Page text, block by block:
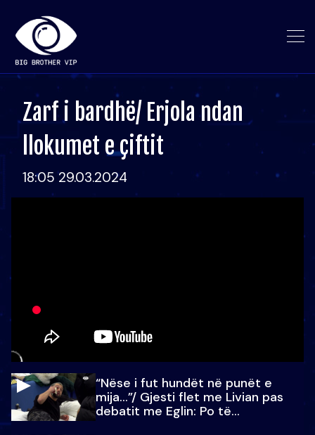
Zarf i bardhë/ Erjola ndan
llokumet e çiftit
18:05 29.03.2024
“Nëse i fut hundët në punët e
mija…”/ Gjesti flet me Livian pas
debatit me Eglin: Po të